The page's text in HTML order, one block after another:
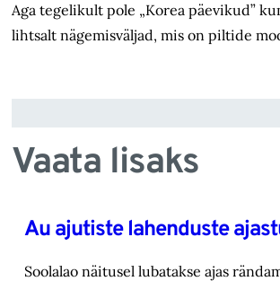
Aga tegelikult pole „Korea päevikud”
lihtsalt nägemisväljad, mis on piltide
Vaata lisaks
Au ajutiste lahenduste
Soolalao näitusel lubatakse ajas